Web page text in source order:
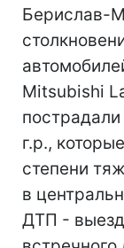
Берислав-
Mitsubishi
г.р.,
степени
в
ДТП -